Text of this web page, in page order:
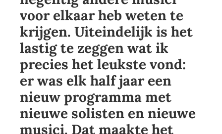
voor elkaar heb weten te
krijgen. Uiteindelijk is het
lastig te zeggen wat ik
precies het leukste vond:
er was elk half jaar een
nieuw programma met
nieuwe solisten en nieuwe
musici. Dat maakte het